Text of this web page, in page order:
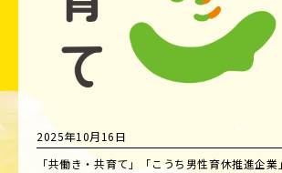
2025年10月16日
「共働き・共育て」「こうち男性育休推進企